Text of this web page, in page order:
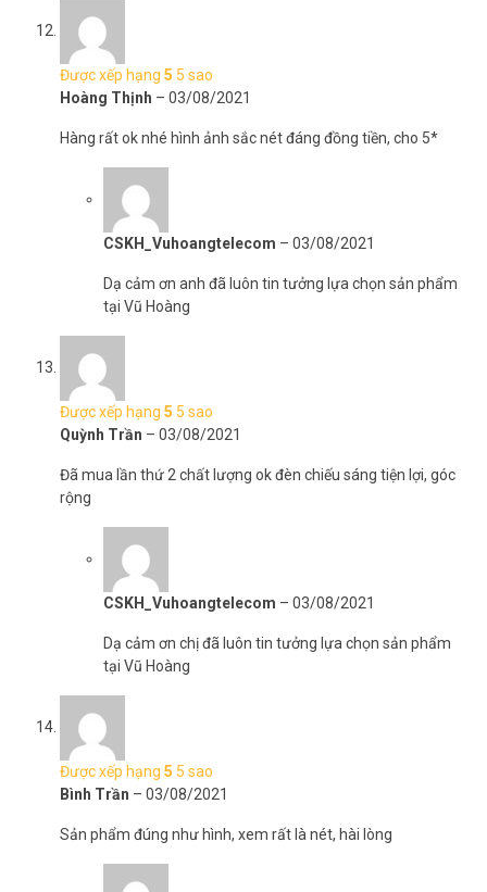
Được xếp hạng 5 5 sao
Hoàng Thịnh – 03/08/2021
Hàng rất ok nhé hình ảnh sắc nét đáng đồng tiền, cho 5*
CSKH_Vuhoangtelecom – 03/08/2021
Dạ cảm ơn anh đã luôn tin tưởng lựa chọn sản phẩm
tại Vũ Hoàng
Được xếp hạng 5 5 sao
Quỳnh Trần – 03/08/2021
Đã mua lần thứ 2 chất lượng ok đèn chiếu sáng tiện lợi, góc
rộng
CSKH_Vuhoangtelecom – 03/08/2021
Dạ cảm ơn chị đã luôn tin tưởng lựa chọn sản phẩm
tại Vũ Hoàng
Được xếp hạng 5 5 sao
Bình Trần – 03/08/2021
Sản phẩm đúng như hình, xem rất là nét, hài lòng